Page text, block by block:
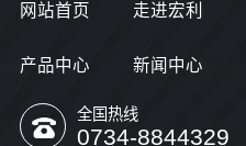
网站首页 走进宏利
产品中心 新闻中心
全国热线
0734-8844329